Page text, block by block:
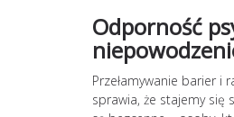
Odporność
Przełamywanie barier
sprawia, że stajemy się